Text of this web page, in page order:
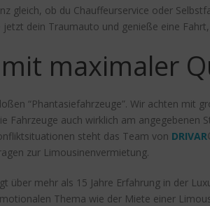
gleich, ob du Chauffeurservice oder
jetzt dein Traumauto und genieße eine
maximaler
“Phantasiefahrzeuge”. Wir achten mit
auch wirklich am angegebenen
steht das Team von DRIVAR
zur Limousinenvermietung.
über mehr als 15 Jahre Erfahrung in der
Thema wie der Miete einer